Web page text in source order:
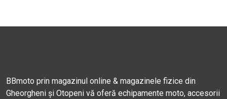
BBmoto prin magazinul online & magazinele fizice din
Gheorgheni și Otopeni vă oferă echipamente moto, accesorii